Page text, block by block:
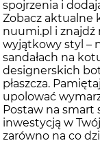
spojrzenia i
Zobacz aktualne
nuumi.pl i znajdź
wyjątkowy styl –
sandałach na
designerskich
płaszcza.
upolować
Postaw na smart
inwestycją w
zarówno na co